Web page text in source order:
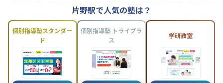
片野駅で人気の塾は？
個別指導塾スタンダー
ド
個別指導塾 トライプラ
ス
学研教室